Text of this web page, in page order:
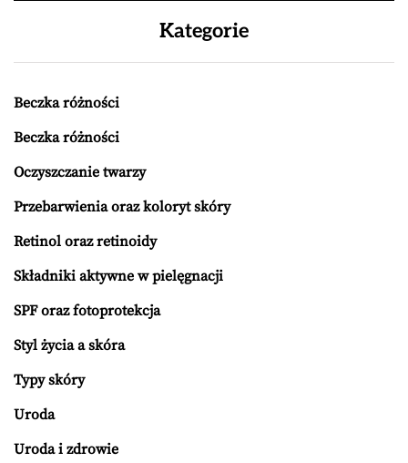
Kategorie
Beczka różności
Beczka różności
Oczyszczanie twarzy
Przebarwienia oraz koloryt skóry
Retinol oraz retinoidy
Składniki aktywne w pielęgnacji
SPF oraz fotoprotekcja
Styl życia a skóra
Typy skóry
Uroda
Uroda i zdrowie